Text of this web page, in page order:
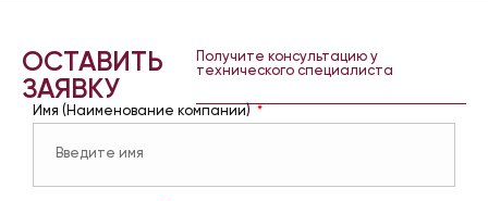
ОСТАВИТЬ
ЗАЯВКУ
Получите консультацию у
технического специалиста
Имя (Наименование компании)